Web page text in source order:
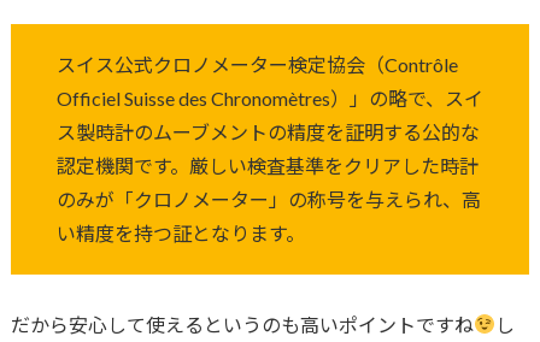
スイス公式クロノメーター検定協会（Contrôle
Officiel Suisse des Chronomètres）」の略で、スイ
ス製時計のムーブメントの精度を証明する公的な
認定機関です。厳しい検査基準をクリアした時計
のみが「クロノメーター」の称号を与えられ、高
い精度を持つ証となります。
だから安心して使えるというのも高いポイントですね
し